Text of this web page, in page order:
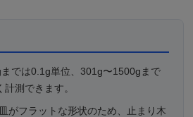
では0.1g単位、301g〜1500gまで
測できます。
がフラットな形状のため、止まり木